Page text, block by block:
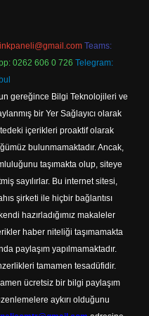
Teams:
0262 606 0 726 Telegram:
gereğince Bilgi Teknolojileri ve
bir Yer Sağlayıcı olarak
içerikleri proaktif olarak
bulunmamaktadır. Ancak,
taşımakta olup, siteye
sayılırlar. Bu internet sitesi,
şirketi ile hiçbir bağlantısı
hazırladığımız makaleler
haber niteliği taşımamakta
paylaşım yapılmamaktadır.
tamamen tesadüfidir.
ücretsiz bir bilgi paylaşım
aykırı olduğunu